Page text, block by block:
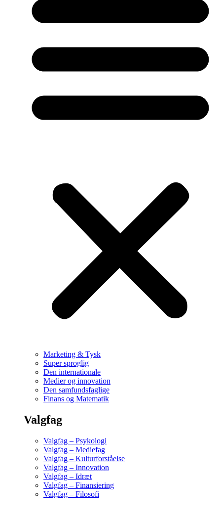
Marketing & Tysk
Super sproglig
Den internationale
Medier og innovation
Den samfundsfaglige
Finans og Matematik
Valgfag
Valgfag – Psykologi
Valgfag – Mediefag
Valgfag – Kulturforståelse
Valgfag – Innovation
Valgfag – Idræt
Valgfag – Finansiering
Valgfag – Filosofi